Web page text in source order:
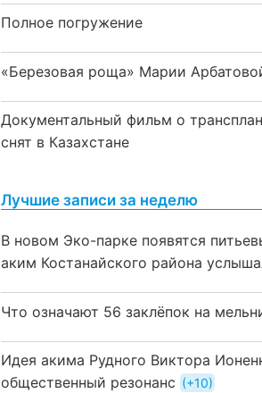
Полное погружение
«Березовая роща» Марии
Документальный фильм о
снят в Казахстане
Лучшие записи за неделю
В новом Эко-парке появятся
аким Костанайского района
Что означают 56 заклёпок на
Идея акима Рудного Виктора
общественный резонанс
+10